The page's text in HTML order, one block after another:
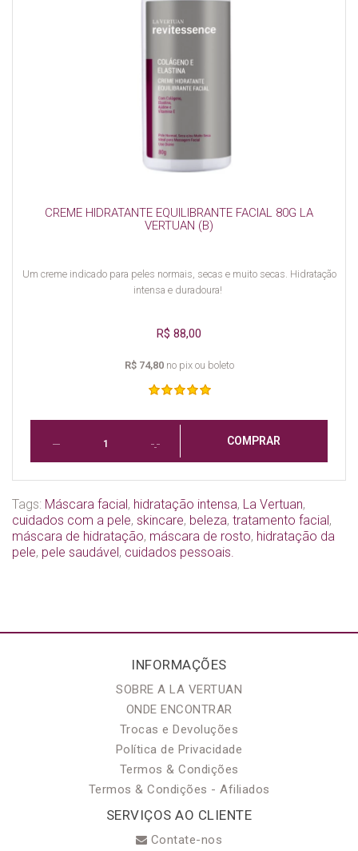
CREME HIDRATANTE EQUILIBRANTE FACIAL 80G LA
VERTUAN (B)
Um creme indicado para peles normais, secas e muito secas. Hidratação
intensa e duradoura!
R$ 88,00
R$ 74,80no pix ou boleto
COMPRAR
Tags: Máscara facial, hidratação intensa, La Vertuan,
cuidados com a pele, skincare, beleza, tratamento facial,
máscara de hidratação, máscara de rosto, hidratação da
pele, pele saudável, cuidados pessoais.
INFORMAÇÕES
SOBRE A LA VERTUAN
ONDE ENCONTRAR
Trocas e Devoluções
Política de Privacidade
Termos & Condições
Termos & Condições - Afiliados
SERVIÇOS AO CLIENTE
Contate-nos